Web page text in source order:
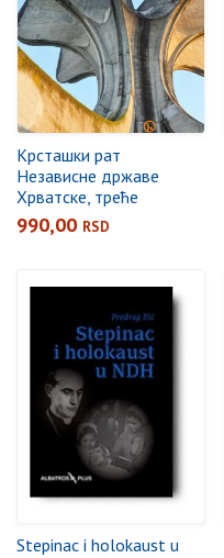
Крсташки рат
Независне државе
Хрватске, треће
допуњено издање
990,00 RSD
Stepinac i holokaust u